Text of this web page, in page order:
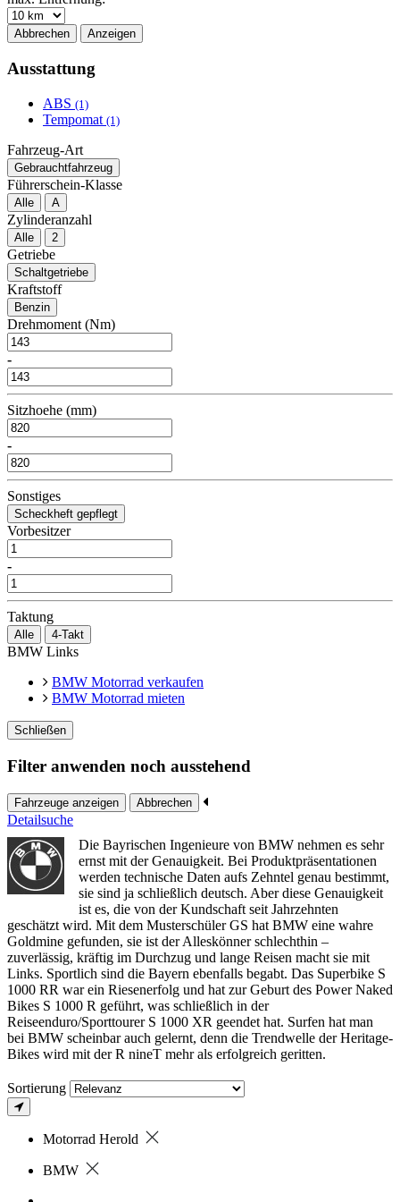
Abbrechen Anzeigen
Ausstattung
ABS (1)
Tempomat (1)
Fahrzeug-Art
Gebrauchtfahrzeug
Führerschein-Klasse
Alle A
Zylinderanzahl
Alle 2
Getriebe
Schaltgetriebe
Kraftstoff
Benzin
Drehmoment (Nm)
-
Sitzhoehe (mm)
-
Sonstiges
Scheckheft gepflegt
Vorbesitzer
-
Taktung
Alle 4-Takt
BMW Links
BMW Motorrad verkaufen
BMW Motorrad mieten
Schließen
Filter anwenden noch ausstehend
Fahrzeuge anzeigen Abbrechen
Detailsuche
Die Bayrischen Ingenieure von BMW nehmen es sehr
ernst mit der Genauigkeit. Bei Produktpräsentationen
werden technische Daten aufs Zehntel genau bestimmt,
sie sind ja schließlich deutsch. Aber diese Genauigkeit
ist es, die von der Kundschaft seit Jahrzehnten
geschätzt wird. Mit dem Musterschüler GS hat BMW eine wahre
Goldmine gefunden, sie ist der Alleskönner schlechthin –
zuverlässig, kräftig im Durchzug und lange Reisen macht sie mit
Links. Sportlich sind die Bayern ebenfalls begabt. Das Superbike S
1000 RR war ein Riesenerfolg und hat zur Geburt des Power Naked
Bikes S 1000 R geführt, was schließlich in der
Reiseenduro/Sporttourer S 1000 XR geendet hat. Surfen hat man
bei BMW scheinbar auch gelernt, denn die Trendwelle der Heritage-
Bikes wird mit der R nineT mehr als erfolgreich geritten.
Sortierung
Motorrad Herold
BMW